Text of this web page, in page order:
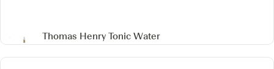
Thomas Henry Tonic Water